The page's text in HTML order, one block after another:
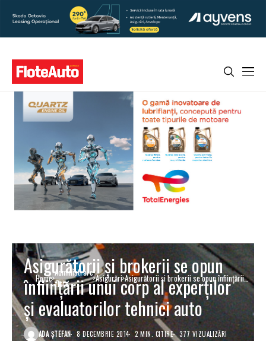
Home Administrare
flote
Asigurări Asigurătorii şi brokerii se opun înfiinţării
unui corp al experţilor şi evaluatorilor
tehnici auto
Asigurătorii şi brokerii se opun
înfiinţării unui corp al experţilor
şi evaluatorilor tehnici auto
ADA ȘTEFAN 8 DECEMBRIE 2014 2 MIN. CITIRE 377 VIZUALIZĂRI